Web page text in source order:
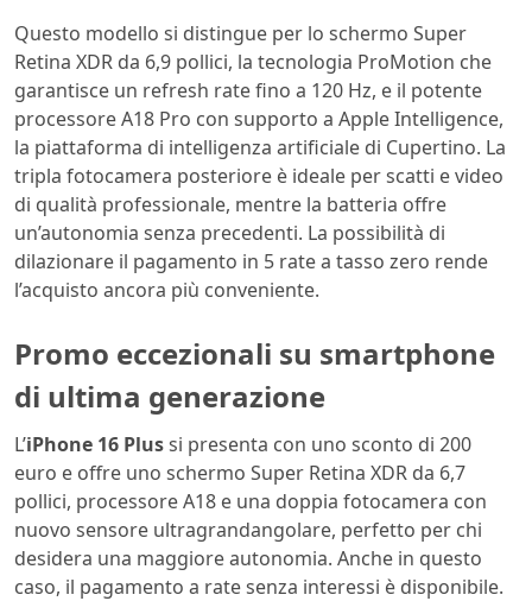
Questo modello si distingue per lo schermo Super
Retina XDR da 6,9 pollici, la tecnologia ProMotion che
garantisce un refresh rate fino a 120 Hz, e il potente
processore A18 Pro con supporto a Apple Intelligence,
la piattaforma di intelligenza artificiale di Cupertino. La
tripla fotocamera posteriore è ideale per scatti e video
di qualità professionale, mentre la batteria offre
un’autonomia senza precedenti. La possibilità di
dilazionare il pagamento in 5 rate a tasso zero rende
l’acquisto ancora più conveniente.
Promo eccezionali su smartphone
di ultima generazione
L’iPhone 16 Plussi presenta con uno sconto di 200
euro e offre uno schermo Super Retina XDR da 6,7
pollici, processore A18 e una doppia fotocamera con
nuovo sensore ultragrandangolare, perfetto per chi
desidera una maggiore autonomia. Anche in questo
caso, il pagamento a rate senza interessi è disponibile.